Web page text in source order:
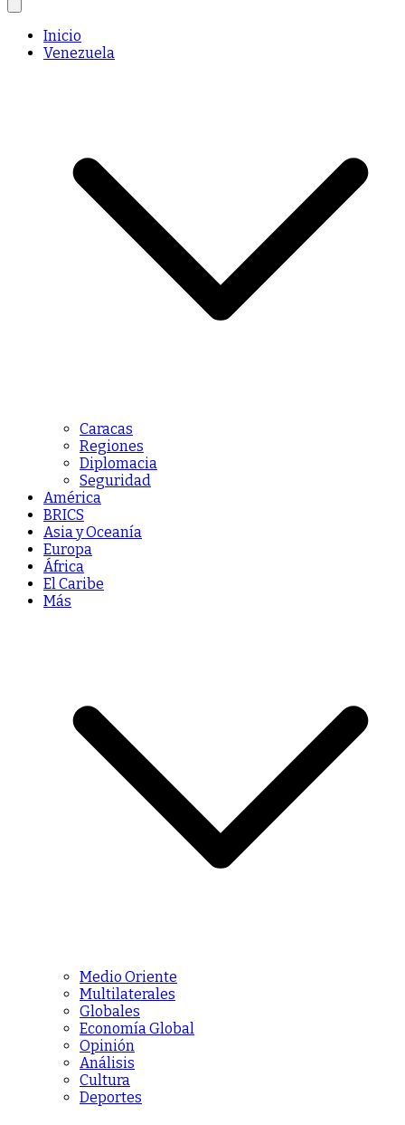
Inicio
Venezuela
Caracas
Regiones
Diplomacia
Seguridad
América
BRICS
Asia y Oceanía
Europa
África
El Caribe
Más
Medio Oriente
Multilaterales
Globales
Economía Global
Opinión
Análisis
Cultura
Deportes